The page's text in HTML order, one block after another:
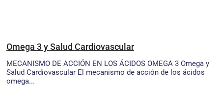
Omega 3 y Salud Cardiovascular
MECANISMO DE ACCIÓN EN LOS ÁCIDOS OMEGA 3 Omega y
Salud Cardiovascular El mecanismo de acción de los ácidos
omega...